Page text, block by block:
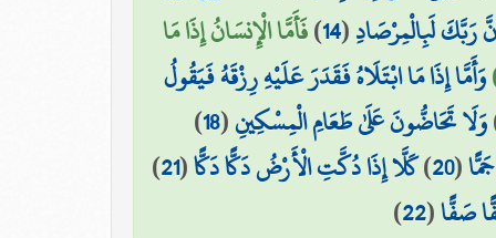
رَبَّكَ لَبِالْمِرْصَادِ(
14
)فَأَمَّا الْإِنسَانُ إِذَا مَا
وَأَمَّا إِذَا مَا ابْتَلَاهُ فَقَدَرَ عَلَيْهِ رِزْقَهُ فَيَقُولُ
وَلَا تَحَاضُّونَ عَلَىٰ طَعَامِ الْمِسْكِينِ(
18
)
(
20
)كَلَّا إِذَا دُكَّتِ الْأَرْضُ دَكًّا دَكًّا(
21
)
صَفًّا(
22
)